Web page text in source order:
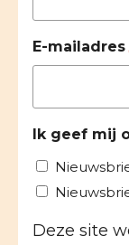
E-mailadres
Ik geef mij
Deze site